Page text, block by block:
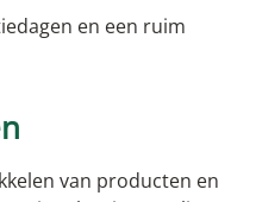
en een ruim
van producten en